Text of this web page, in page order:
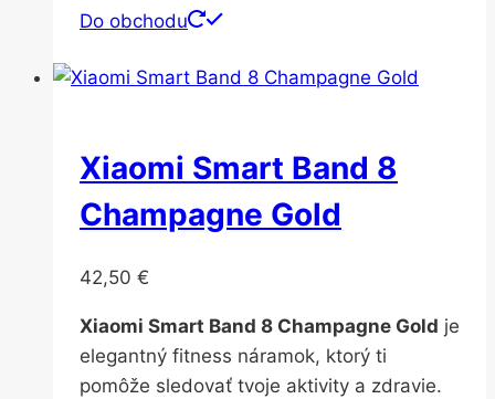
Do obchodu
Xiaomi Smart Band 8
Champagne Gold
42,50 €
Xiaomi Smart Band 8 Champagne Gold je
elegantný fitness náramok, ktorý ti
pomôže sledovať tvoje aktivity a zdravie.